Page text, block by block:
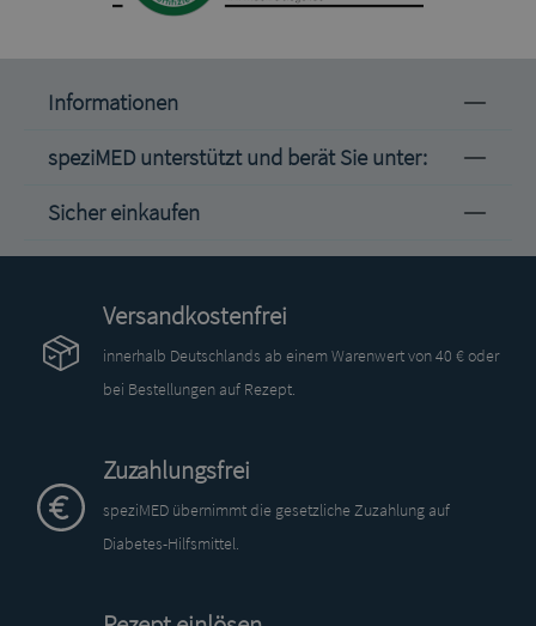
Informationen
speziMED unterstützt und berät Sie unter:
Sicher einkaufen
Versandkostenfrei
innerhalb Deutschlands ab einem Warenwert von 40 € oder
bei Bestellungen auf Rezept.
Zuzahlungsfrei
speziMED übernimmt die gesetzliche Zuzahlung auf
Diabetes-Hilfsmittel.